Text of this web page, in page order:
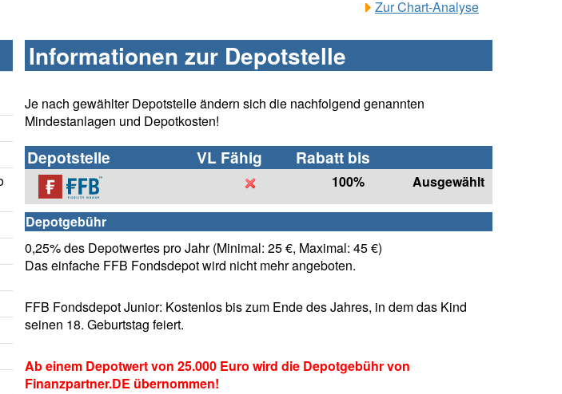
Zur Chart-Analyse
Informationen zur Depotstelle
Je nach gewählter Depotstelle ändern sich die nachfolgend genannten
Mindestanlagen und Depotkosten!
Depotstelle VL Fähig Rabatt bis
100% Ausgewählt
Depotgebühr
0,25% des Depotwertes pro Jahr (Minimal: 25 €, Maximal: 45 €)
Das einfache FFB Fondsdepot wird nicht mehr angeboten.
FFB Fondsdepot Junior: Kostenlos bis zum Ende des Jahres, in dem das Kind
seinen 18. Geburtstag feiert.
Ab einem Depotwert von 25.000 Euro wird die Depotgebühr von
Finanzpartner.DE übernommen!